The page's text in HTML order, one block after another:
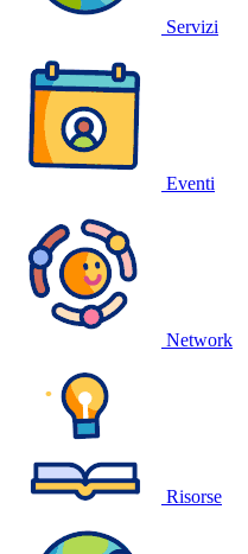
Servizi
Eventi
Network
Risorse